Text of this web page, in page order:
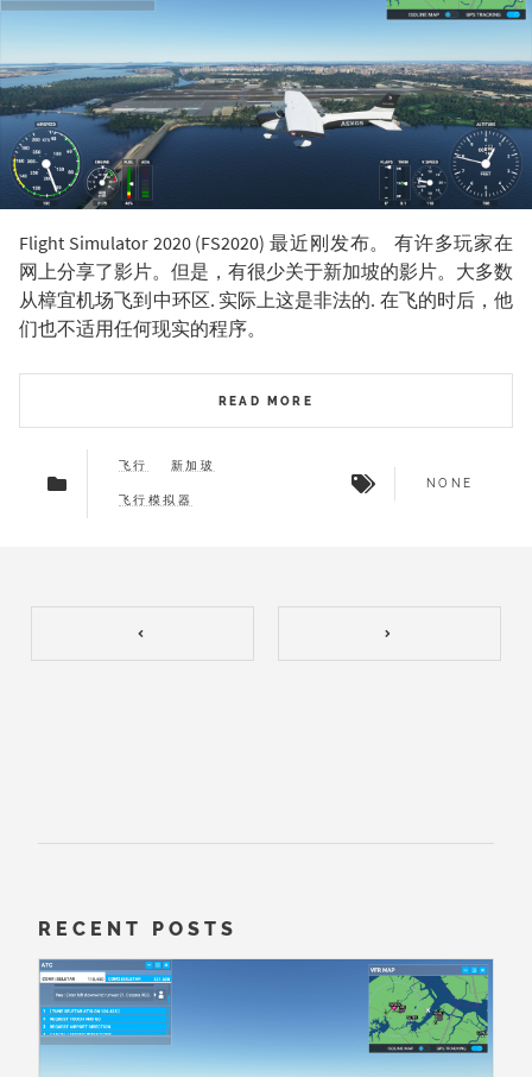
Flight Simulator 2020 (FS2020) 最近刚发布。 有许多玩家在
网上分享了影片。但是，有很少关于新加坡的影片。大多数
从樟宜机场飞到中环区. 实际上这是非法的. 在飞的时后，他
们也不适用任何现实的程序。
READ MORE
飞行 新加玻
飞行模拟器
NONE
RECENT POSTS